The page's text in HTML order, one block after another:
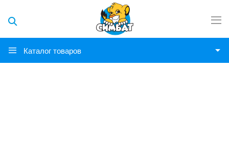
Каталог товаров